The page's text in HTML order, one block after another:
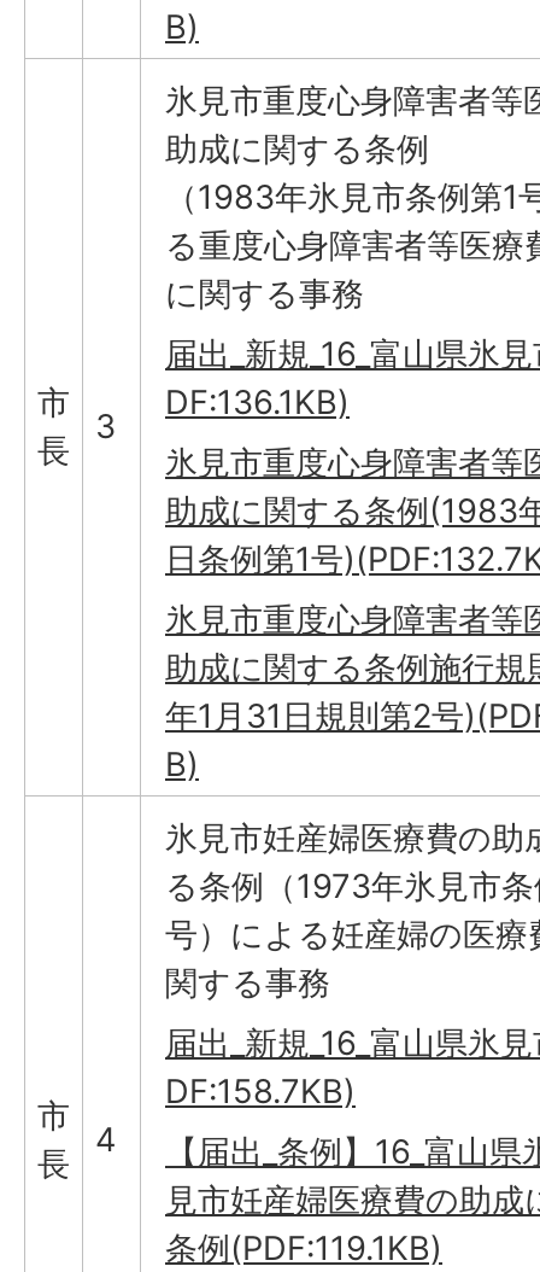
B)
市
長
3
氷見市重度心身障害者等
助成に関する条例
（1983年氷見市条例第1
る重度心身障害者等医療
に関する事務
届出_新規_16_富山県氷見
DF:136.1KB)
氷見市重度心身障害者等
助成に関する条例(1983
日条例第1号
氷見市重度心身障害者等
助成に関する条例施行
年1月31日規則第2号
B)
市
長
4
氷見市妊産婦医療費の助
る条例（1973年氷見市
号）による妊産婦の医療
関する事務
届出_新規_16_富山県氷見
DF:158.7KB)
【届出_条例】16_富山
見市妊産婦医療費の助成
条例(PDF:119.1KB)